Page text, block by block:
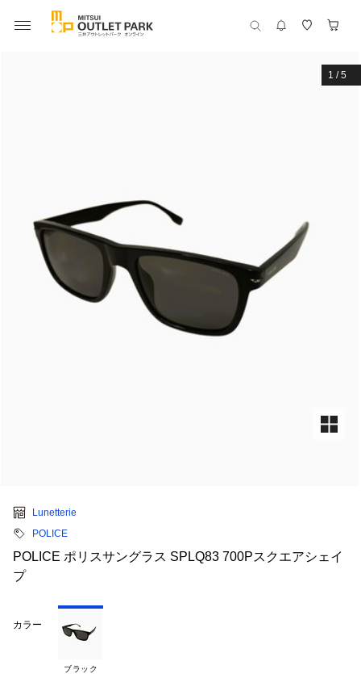
1 /5
Lunetterie
POLICE
POLICE ポリスサングラス SPLQ83 700Pスクエアシェイ
プ
カラー
ブラック